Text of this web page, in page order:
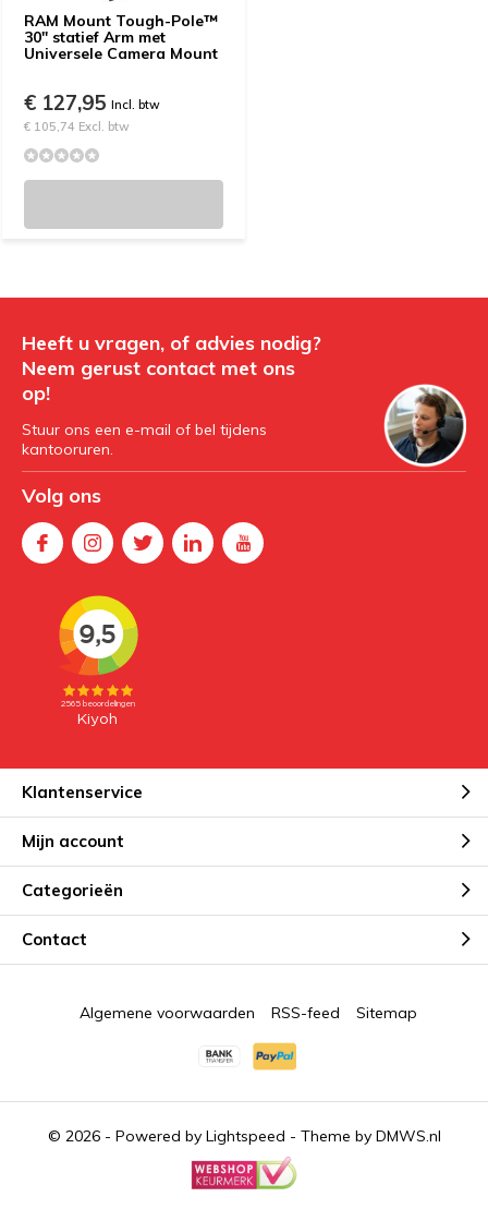
RAM Mount Tough-Pole™
30" statief Arm met
Universele Camera Mount
€ 127,95 Incl. btw
€ 105,74 Excl. btw
Heeft u vragen, of advies nodig?
Neem gerust contact met ons
op!
Stuur ons een e-mail of bel tijdens
kantooruren.
Volg ons
Klantenservice
Mijn account
Categorieën
Contact
© 2026 - Powered by Lightspeed - Theme by DMWS.nl
Algemene voorwaarden RSS-feed Sitemap